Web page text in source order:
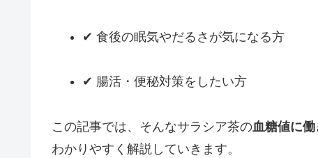
✔ 食後の眠気やだるさが気になる方
✔ 腸活・便秘対策をしたい方
この記事では、そんなサラシア茶の血糖値に
わかりやすく解説していきます。